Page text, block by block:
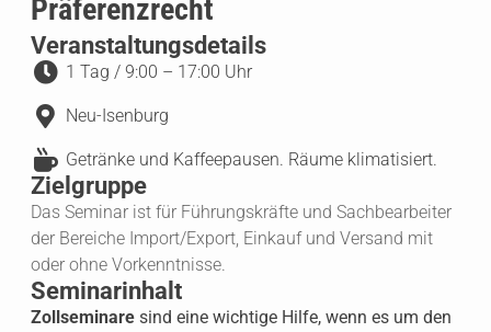
Präferenzrecht
Veranstaltungsdetails
1 Tag / 9:00 – 17:00 Uhr
Neu-Isenburg
Getränke und Kaffeepausen. Räume klimatisiert.
Zielgruppe
Das Seminar ist für Führungskräfte und Sachbearbeiter
der Bereiche Import/Export, Einkauf und Versand mit
oder ohne Vorkenntnisse.
Seminarinhalt
Zollseminaresind eine wichtige Hilfe, wenn es um den